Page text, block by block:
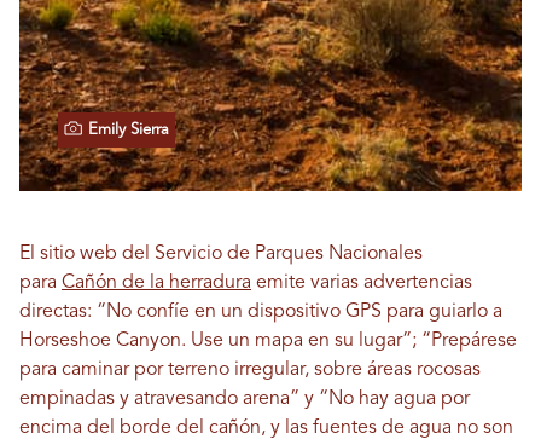
Emily Sierra
El sitio web del Servicio de Parques Nacionales
para Cañón de la herradura emite varias advertencias
directas: “No confíe en un dispositivo GPS para guiarlo a
Horseshoe Canyon. Use un mapa en su lugar”; “Prepárese
para caminar por terreno irregular, sobre áreas rocosas
empinadas y atravesando arena” y “No hay agua por
encima del borde del cañón, y las fuentes de agua no son